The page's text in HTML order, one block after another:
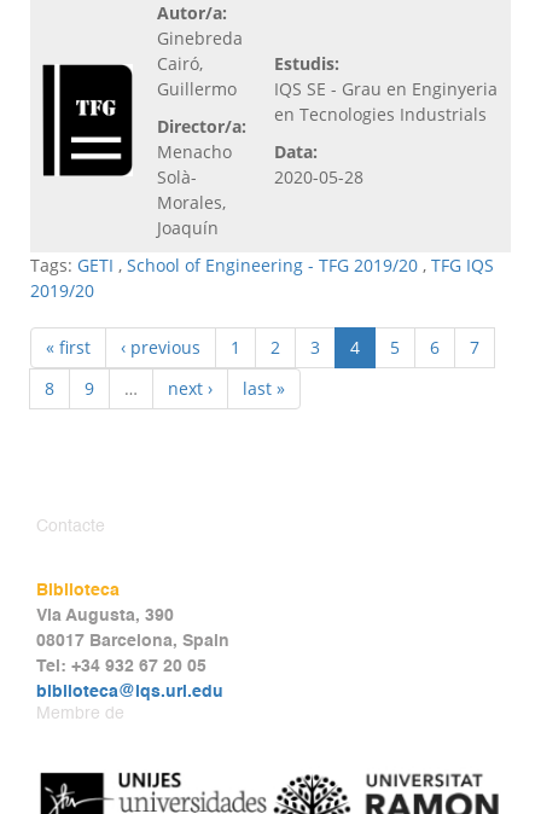
Autor/a:
Ginebreda
Cairó,
Guillermo
Director/a:
Menacho
Solà-
Morales,
Joaquín
Estudis:
IQS SE - Grau en Enginyeria
en Tecnologies Industrials
Data:
2020-05-28
Tags: GETI , School of Engineering - TFG 2019/20 , TFG IQS
2019/20
« first ‹ previous 1 2 3 4 5 6
7
8
9 … next › last »
Contacte
Biblioteca
Via Augusta, 390
08017 Barcelona, Spain
Tel: +34 932 67 20 05
biblioteca@iqs.url.edu
Membre de